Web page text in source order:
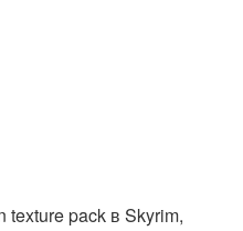
texture pack в Skyrim,